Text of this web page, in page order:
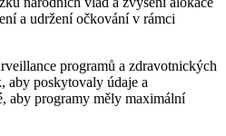
a udržení očkování v rámci
programů a zdravotnických
aby poskytovaly údaje a
aby programy měly maximální